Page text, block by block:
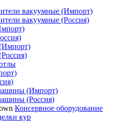
вакуумные (Импорт)
вакуумные (Россия)
(Импорт)
(Россия)
Консервное оборудование
кур